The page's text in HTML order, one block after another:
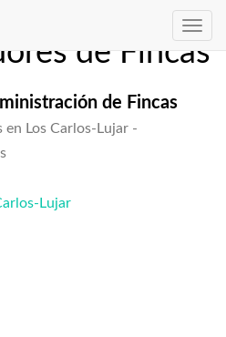
de Fincas
de Fincas
Los Carlos-Lujar -
Lujar